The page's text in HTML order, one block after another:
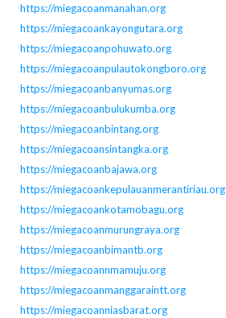
https://miegacoanmanahan.org
https://miegacoankayongutara.org
https://miegacoanpohuwato.org
https://miegacoanpulautokongboro.org
https://miegacoanbanyumas.org
https://miegacoanbulukumba.org
https://miegacoanbintang.org
https://miegacoansintangka.org
https://miegacoanbajawa.org
https://miegacoankepulauanmerantiriau.org
https://miegacoankotamobagu.org
https://miegacoanmurungraya.org
https://miegacoanbimantb.org
https://miegacoannmamuju.org
https://miegacoanmanggaraintt.org
https://miegacoanniasbarat.org